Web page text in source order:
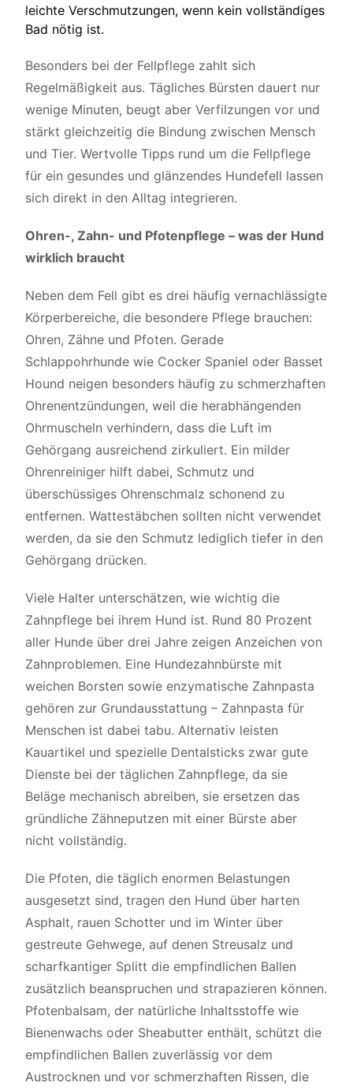
leichte Verschmutzungen, wenn kein vollständiges
Bad nötig ist.
Besonders bei der Fellpflege zahlt sich
Regelmäßigkeit aus. Tägliches Bürsten dauert nur
wenige Minuten, beugt aber Verfilzungen vor und
stärkt gleichzeitig die Bindung zwischen Mensch
und Tier. Wertvolle Tipps rund um die Fellpflege
für ein gesundes und glänzendes Hundefell lassen
sich direkt in den Alltag integrieren.
Ohren-, Zahn- und Pfotenpflege – was der Hund
wirklich braucht
Neben dem Fell gibt es drei häufig vernachlässigte
Körperbereiche, die besondere Pflege brauchen:
Ohren, Zähne und Pfoten. Gerade
Schlappohrhunde wie Cocker Spaniel oder Basset
Hound neigen besonders häufig zu schmerzhaften
Ohrenentzündungen, weil die herabhängenden
Ohrmuscheln verhindern, dass die Luft im
Gehörgang ausreichend zirkuliert. Ein milder
Ohrenreiniger hilft dabei, Schmutz und
überschüssiges Ohrenschmalz schonend zu
entfernen. Wattestäbchen sollten nicht verwendet
werden, da sie den Schmutz lediglich tiefer in den
Gehörgang drücken.
Viele Halter unterschätzen, wie wichtig die
Zahnpflege bei ihrem Hund ist. Rund 80 Prozent
aller Hunde über drei Jahre zeigen Anzeichen von
Zahnproblemen. Eine Hundezahnbürste mit
weichen Borsten sowie enzymatische Zahnpasta
gehören zur Grundausstattung – Zahnpasta für
Menschen ist dabei tabu. Alternativ leisten
Kauartikel und spezielle Dentalsticks zwar gute
Dienste bei der täglichen Zahnpflege, da sie
Beläge mechanisch abreiben, sie ersetzen das
gründliche Zähneputzen mit einer Bürste aber
nicht vollständig.
Die Pfoten, die täglich enormen Belastungen
ausgesetzt sind, tragen den Hund über harten
Asphalt, rauen Schotter und im Winter über
gestreute Gehwege, auf denen Streusalz und
scharfkantiger Splitt die empfindlichen Ballen
zusätzlich beanspruchen und strapazieren können.
Pfotenbalsam, der natürliche Inhaltsstoffe wie
Bienenwachs oder Sheabutter enthält, schützt die
empfindlichen Ballen zuverlässig vor dem
Austrocknen und vor schmerzhaften Rissen, die